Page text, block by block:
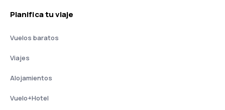
Planifica tu viaje
Vuelos baratos
Viajes
Alojamientos
Vuelo+Hotel